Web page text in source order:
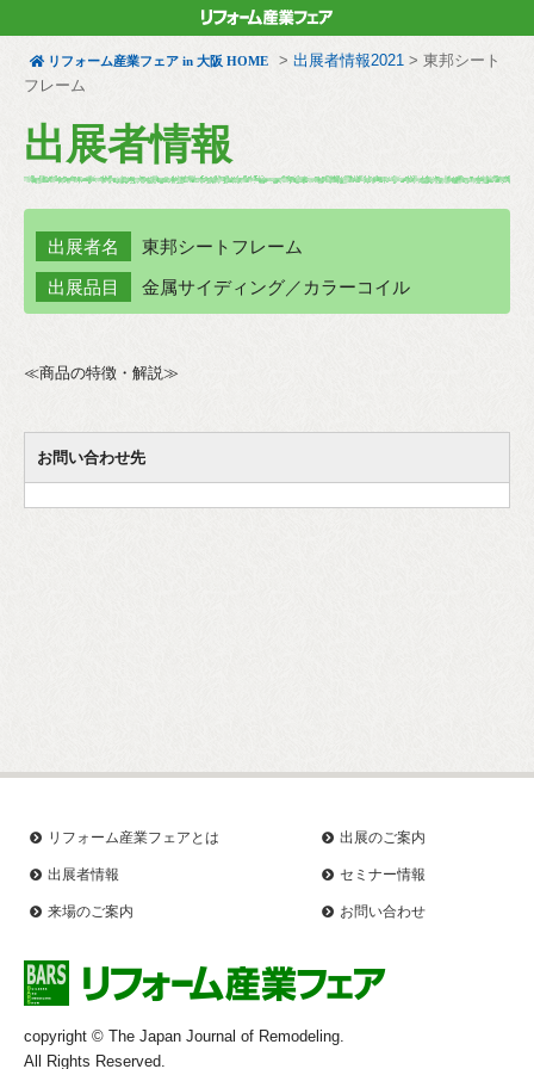
リフォーム産業フェア in 大阪 HOME > 出展者情報2021 > 東邦シート
フレーム
出展者情報
出展者名
東邦シートフレーム
出展品目
金属サイディング／カラーコイル
≪商品の特徴・解説≫
お問い合わせ先
リフォーム産業フェアとは 出展のご案内
出展者情報 セミナー情報
来場のご案内 お問い合わせ
copyright © The Japan Journal of Remodeling.
All Rights Reserved.